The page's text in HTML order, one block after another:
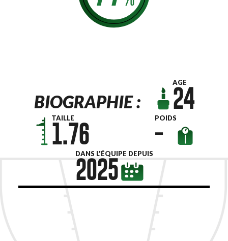
BIOGRAPHIE :
AGE
24
TAILLE
1.76
POIDS
-
DANS L'ÉQUIPE DEPUIS
2025